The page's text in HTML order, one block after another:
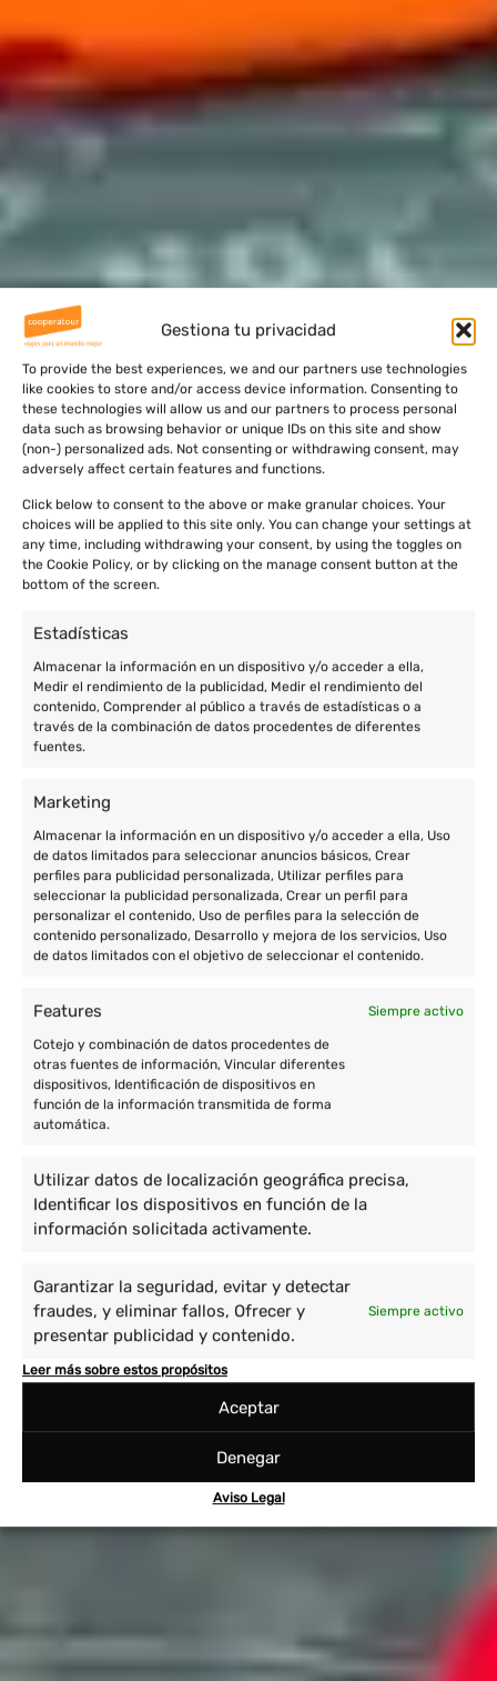
Gestiona tu privacidad
To provide the best experiences, we and our partners use technologies
like cookies to store and/or access device information. Consenting to
these technologies will allow us and our partners to process personal
data such as browsing behavior or unique IDs on this site and show
(non-) personalized ads. Not consenting or withdrawing consent, may
adversely affect certain features and functions.
Click below to consent to the above or make granular choices. Your
choices will be applied to this site only. You can change your settings at
any time, including withdrawing your consent, by using the toggles on
the Cookie Policy, or by clicking on the manage consent button at the
bottom of the screen.
Estadísticas
Almacenar la información en un dispositivo y/o acceder a ella,
Medir el rendimiento de la publicidad, Medir el rendimiento del
contenido, Comprender al público a través de estadísticas o a
través de la combinación de datos procedentes de diferentes
fuentes.
Marketing
Almacenar la información en un dispositivo y/o acceder a ella, Uso
de datos limitados para seleccionar anuncios básicos, Crear
perfiles para publicidad personalizada, Utilizar perfiles para
seleccionar la publicidad personalizada, Crear un perfil para
personalizar el contenido, Uso de perfiles para la selección de
contenido personalizado, Desarrollo y mejora de los servicios, Uso
de datos limitados con el objetivo de seleccionar el contenido.
Features Siempre activo
Cotejo y combinación de datos procedentes de
otras fuentes de información, Vincular diferentes
dispositivos, Identificación de dispositivos en
función de la información transmitida de forma
automática.
Utilizar datos de localización geográfica precisa,
Identificar los dispositivos en función de la
información solicitada activamente.
Garantizar la seguridad, evitar y detectar
fraudes, y eliminar fallos, Ofrecer y
presentar publicidad y contenido.
Siempre activo
Leer más sobre estos propósitos
Aceptar
Denegar
Aviso Legal